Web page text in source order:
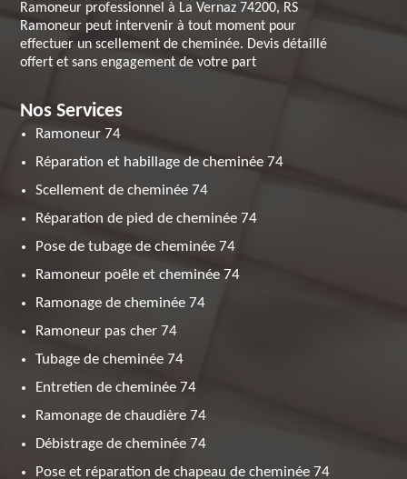
Ramoneur professionnel à La Vernaz 74200, RS
Ramoneur peut intervenir à tout moment pour
effectuer un scellement de cheminée. Devis détaillé
offert et sans engagement de votre part
Nos Services
Ramoneur 74
Réparation et habillage de cheminée 74
Scellement de cheminée 74
Réparation de pied de cheminée 74
Pose de tubage de cheminée 74
Ramoneur poêle et cheminée 74
Ramonage de cheminée 74
Ramoneur pas cher 74
Tubage de cheminée 74
Entretien de cheminée 74
Ramonage de chaudière 74
Débistrage de cheminée 74
Pose et réparation de chapeau de cheminée 74